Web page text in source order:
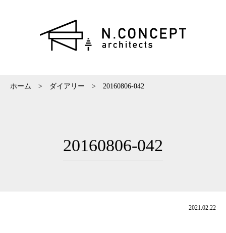
ホーム > ダイアリー > 20160806-042
20160806-042
2021.02.22